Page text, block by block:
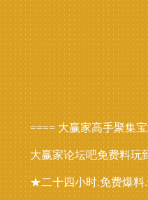
==== 大赢家高手聚集
大赢家论坛吧免费料玩
★二十四小时.免费爆